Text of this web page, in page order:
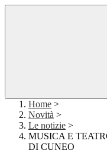
Home >
Novità >
Le notizie >
MUSICA E
DI CUNEO